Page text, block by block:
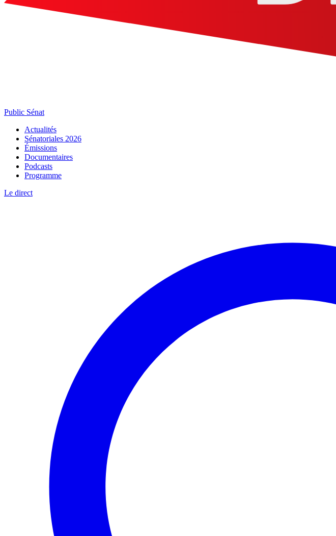
Public Sénat
Actualités
Sénatoriales 2026
Émissions
Documentaires
Podcasts
Programme
Le direct